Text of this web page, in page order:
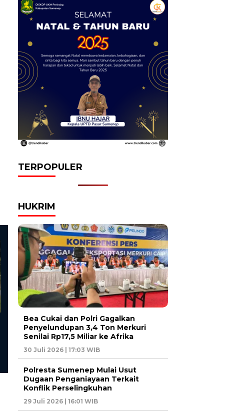
Daerah
Kodim 0213/Nias Rampungkan
Pembangunan Jembatan
Aramco di Desa Botombawo
Daerah
Satlantas Polres
Kemacetan Antrean
TERPOPULER
HUKRIM
Bea Cukai dan Polri Gagalkan
Penyelundupan 3,4 Ton Merkuri
Senilai Rp17,5 Miliar ke Afrika
30 Juli 2026 | 17:03 WIB
Polresta Sumenep Mulai Usut
Dugaan Penganiayaan Terkait
Konflik Perselingkuhan
29 Juli 2026 | 16:01 WIB